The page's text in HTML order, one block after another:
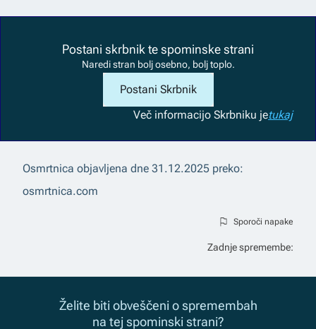
Postani skrbnik te spominske strani
Naredi stran bolj osebno, bolj toplo.
Postani Skrbnik
Več informacijo Skrbniku jetukaj
Osmrtnica objavljena dne 31.12.2025 preko:
osmrtnica.com
Sporoči napake
Zadnje spremembe:
Želite biti obveščeni o spremembah
na tej spominski strani?